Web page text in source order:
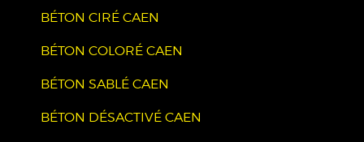
BÉTON CIRÉ CAEN
BÉTON COLORÉ CAEN
BÉTON SABLÉ CAEN
BÉTON DÉSACTIVÉ CAEN